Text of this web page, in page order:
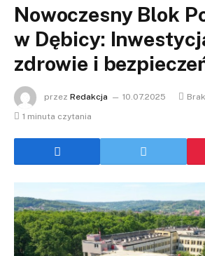
Nowoczesny Blok
w Dębicy:
zdrowie i
przez Redakcja 10.07.2025
1 minuta czytania